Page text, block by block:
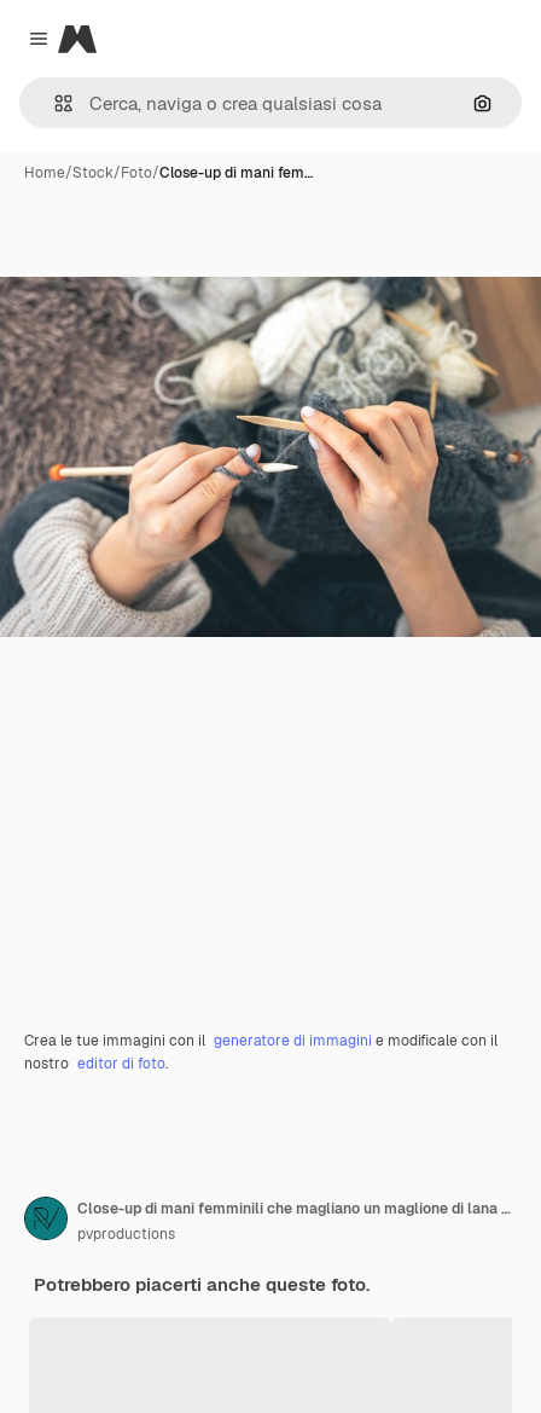
Close menu
Magnific
Cerca
Home/Stock/Foto/Close-up di mani fem…
Crea le tue immagini con il generatore di immagini e modificale con il
nostro editor di foto.
Close-up di mani femminili che magliano un maglione di lana grigia vista superiore
pvproductions
Potrebbero piacerti anche queste foto.